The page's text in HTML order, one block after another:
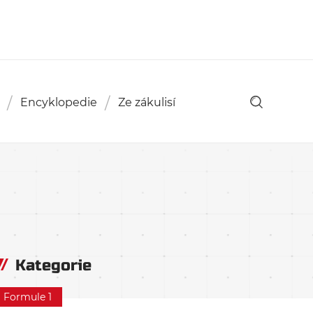
Encyklopedie Ze zákulisí
Kategorie
Formule 1